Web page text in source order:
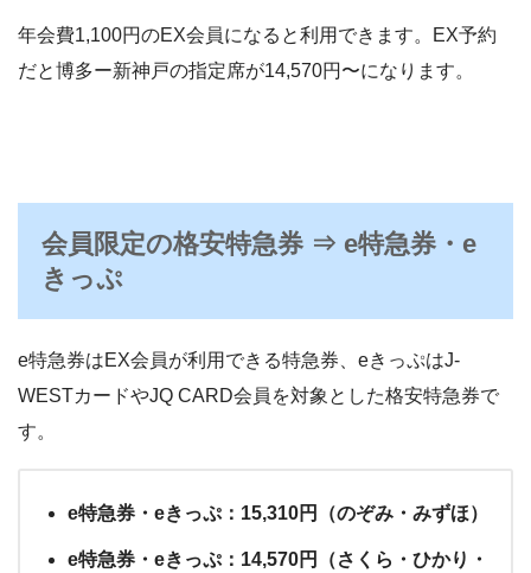
年会費1,100円のEX会員になると利用できます。EX予約
だと博多ー新神戸の指定席が14,570円〜になります。
会員限定の格安特急券 ⇒ e特急券・e
きっぷ
e特急券はEX会員が利用できる特急券、eきっぷはJ-
WESTカードやJQ CARD会員を対象とした格安特急券で
す。
e特急券・eきっぷ：15,310円（のぞみ・みずほ）
e特急券・eきっぷ：14,570円（さくら・ひかり・